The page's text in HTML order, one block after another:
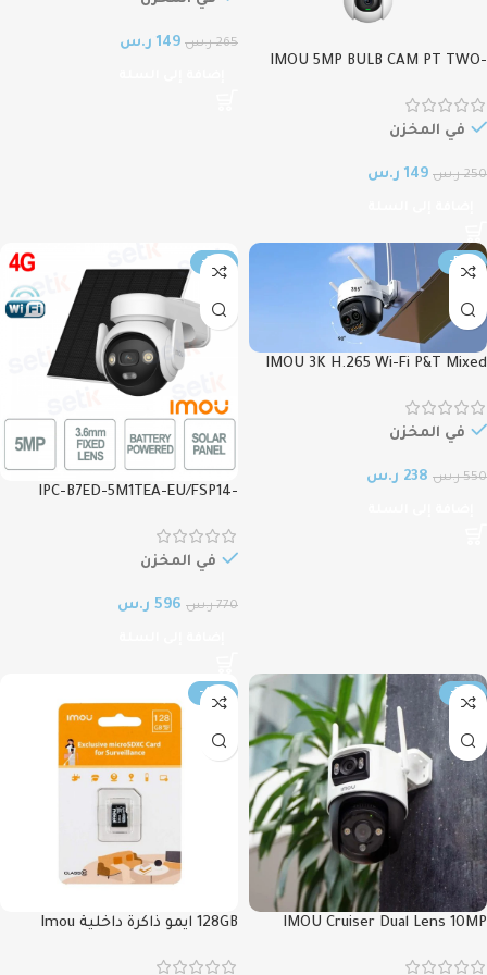
IMOU 5MP BULB CAM PT TWO-
في المخزن
250 ر.س 149 ر.س
265 ر.س 149 ر.س
-57%
IMOU 3K H.265 Wi-Fi P&T Mixed
في المخزن
550 ر.س 238 ر.س
-23%
IPC-B7ED-5M1TEA-EU/FSP14-
بالطاقة الشمسية واي فاي وتدعم
في المخزن
770 ر.س 596 ر.س
-32%
IMOU Cruiser Dual Lens 10MP
-45%
128GB ايمو ذاكرة داخلية Imou